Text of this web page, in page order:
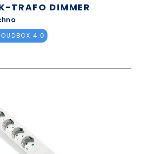
TRAFO DIMMER
4.0